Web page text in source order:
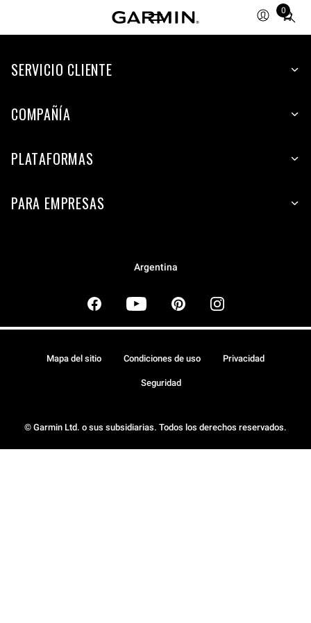
0
Total
items
cart:
SERVICIO CLIENTE
COMPAÑÍA
PLATAFORMAS
PARA EMPRESAS
Argentina
© Garmin Ltd. o sus subsidiarias. Todos los derechos reservados.
Mapa del sitio Condiciones de uso Privacidad
Seguridad